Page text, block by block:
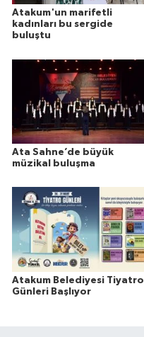
Atakum'un marifetli
kadınları bu sergide
buluştu
Ata Sahne’de büyük
müzikal buluşma
Atakum Belediyesi Tiyatro
Günleri Başlıyor